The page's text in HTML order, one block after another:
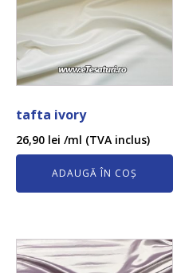
tafta ivory
26,90 lei /ml (TVA inclus)
ADAUGĂ ÎN COȘ